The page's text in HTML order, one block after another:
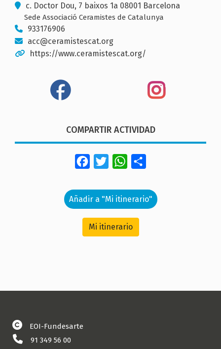
c. Doctor Dou, 7 baixos 1a 08001 Barcelona
Sede Associació Ceramistes de Catalunya
933176906
acc@ceramistescat.org
https://www.ceramistescat.org/
COMPARTIR ACTIVIDAD
FacebookTwitterWhatsApp
Añadir a "Mi itinerario"
Mi itinerario
EOI-Fundesarte
91 349 56 00